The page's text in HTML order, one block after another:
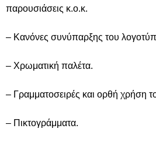
παρουσιάσεις κ.ο.κ.
– Κανόνες συνύπαρξης του
– Χρωματική παλέτα.
– Γραμματοσειρές και ορθή χρήση
– Πικτογράμματα.